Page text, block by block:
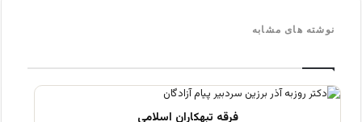
نوشته های مشابه